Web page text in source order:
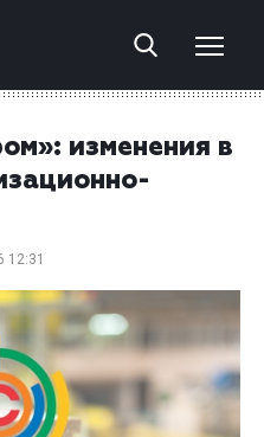
изменения в
12:31